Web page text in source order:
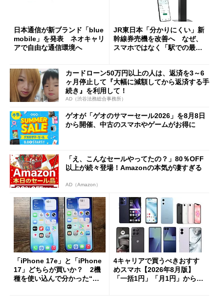
日本通信が新ブランド「blue
mobile」を発表 ネオキャリ
アで自由な通信環境へ
JR東日本「分かりにくい」新
幹線券売機を改善へ なぜ、
スマホではなく「駅での最短
カードローン50万円以上の人は、返済を3～6
ヶ月停止して『大幅に減額してから返済する手
続き』を利用して！
AD（渋谷法務総合事務所）
ゲオが「ゲオのサマーセール2026」を8月8日
から開催、中古のスマホやゲームがお得に
「え、こんなセールやってたの？」80％OFF
以上が続々登場！Amazonの本気が凄すぎる
AD（Amazon）
「iPhone 17e」と「iPhone
17」どちらが買いか？ 2機
種を使い込んで分かった“ス
4キャリアで買うべきおすす
めスマホ【2026年8月版】
「一括1円」「月1円」からお